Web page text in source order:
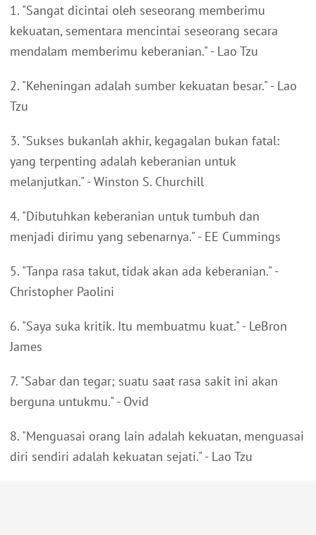
1. "Sangat dicintai oleh seseorang memberimu
kekuatan, sementara mencintai seseorang secara
mendalam memberimu keberanian." - Lao Tzu
2. "Keheningan adalah sumber kekuatan besar." - Lao
Tzu
3. "Sukses bukanlah akhir, kegagalan bukan fatal:
yang terpenting adalah keberanian untuk
melanjutkan." - Winston S. Churchill
4. "Dibutuhkan keberanian untuk tumbuh dan
menjadi dirimu yang sebenarnya." - EE Cummings
5. "Tanpa rasa takut, tidak akan ada keberanian." -
Christopher Paolini
6. "Saya suka kritik. Itu membuatmu kuat." - LeBron
James
7. "Sabar dan tegar; suatu saat rasa sakit ini akan
berguna untukmu." - Ovid
8. "Menguasai orang lain adalah kekuatan, menguasai
diri sendiri adalah kekuatan sejati." - Lao Tzu